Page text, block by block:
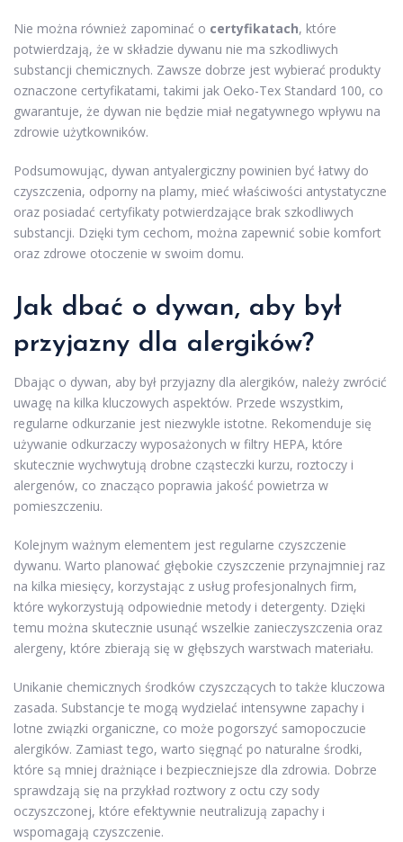
Nie można również zapominać o certyfikatach, które
potwierdzają, że w składzie dywanu nie ma szkodliwych
substancji chemicznych. Zawsze dobrze jest wybierać produkty
oznaczone certyfikatami, takimi jak Oeko-Tex Standard 100, co
gwarantuje, że dywan nie będzie miał negatywnego wpływu na
zdrowie użytkowników.
Podsumowując, dywan antyalergiczny powinien być łatwy do
czyszczenia, odporny na plamy, mieć właściwości antystatyczne
oraz posiadać certyfikaty potwierdzające brak szkodliwych
substancji. Dzięki tym cechom, można zapewnić sobie komfort
oraz zdrowe otoczenie w swoim domu.
Jak dbać o dywan, aby był
przyjazny dla alergików?
Dbając o dywan, aby był przyjazny dla alergików, należy zwrócić
uwagę na kilka kluczowych aspektów. Przede wszystkim,
regularne odkurzanie jest niezwykle istotne. Rekomenduje się
używanie odkurzaczy wyposażonych w filtry HEPA, które
skutecznie wychwytują drobne cząsteczki kurzu, roztoczy i
alergenów, co znacząco poprawia jakość powietrza w
pomieszczeniu.
Kolejnym ważnym elementem jest regularne czyszczenie
dywanu. Warto planować głębokie czyszczenie przynajmniej raz
na kilka miesięcy, korzystając z usług profesjonalnych firm,
które wykorzystują odpowiednie metody i detergenty. Dzięki
temu można skutecznie usunąć wszelkie zanieczyszczenia oraz
alergeny, które zbierają się w głębszych warstwach materiału.
Unikanie chemicznych środków czyszczących to także kluczowa
zasada. Substancje te mogą wydzielać intensywne zapachy i
lotne związki organiczne, co może pogorszyć samopoczucie
alergików. Zamiast tego, warto sięgnąć po naturalne środki,
które są mniej drażniące i bezpieczniejsze dla zdrowia. Dobrze
sprawdzają się na przykład roztwory z octu czy sody
oczyszczonej, które efektywnie neutralizują zapachy i
wspomagają czyszczenie.